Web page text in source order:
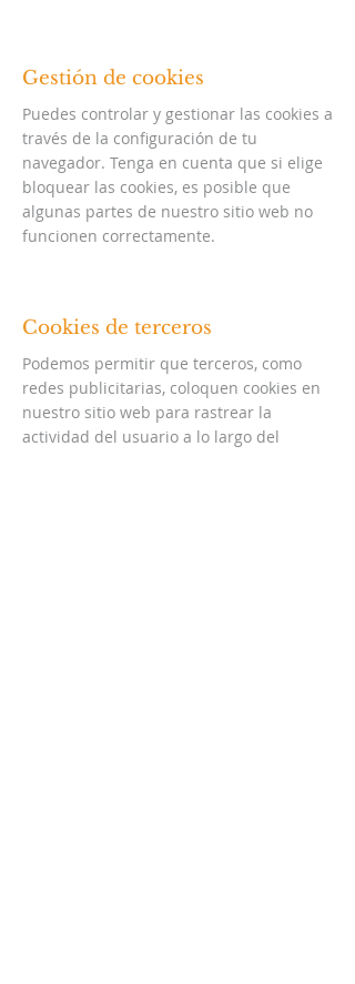
​Gestión de cookies
Puedes controlar y gestionar las cookies a
través de la configuración de tu
navegador. Tenga en cuenta que si elige
bloquear las cookies, es posible que
algunas partes de nuestro sitio web no
funcionen correctamente.
​Cookies de terceros
​Podemos permitir que terceros, como
redes publicitarias, coloquen cookies en
nuestro sitio web para rastrear la
actividad del usuario a lo largo del